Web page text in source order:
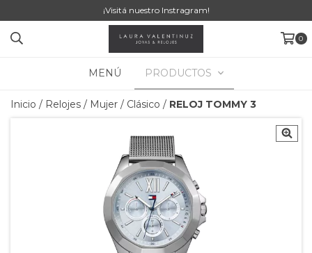
¡Visitá nuestro Instragram!
0
MENÚ PRODUCTOS
Inicio / Relojes / Mujer / Clásico / RELOJ TOMMY 3